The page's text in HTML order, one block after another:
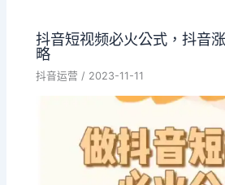
抖音短视频必火公式，抖音
略
抖音运营 / 2023-11-11